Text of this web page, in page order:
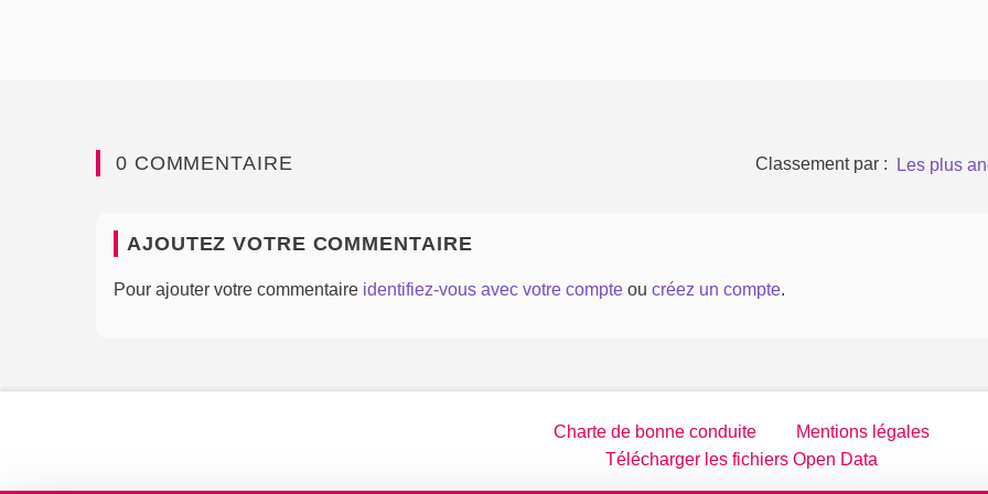
0 COMMENTAIRE Classement par : Les plus
AJOUTEZ VOTRE COMMENTAIRE
Pour ajouter votre commentaire identifiez-vous avec votre compte ou créez un compte.
Charte de bonne conduite
Mentions légales
Télécharger les fichiers Open Data